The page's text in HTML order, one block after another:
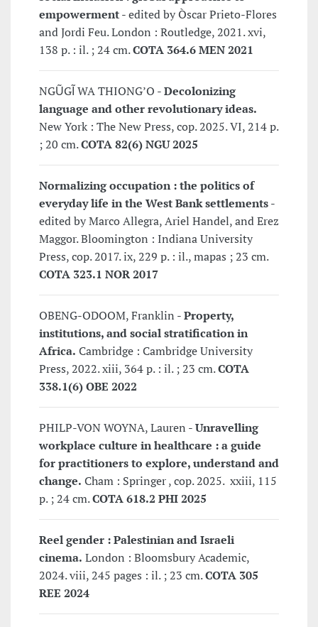
empowerment- edited by Òscar Prieto-Flores
and Jordi Feu. London : Routledge, 2021. xvi,
138 p. : il. ; 24 cm.COTA 364.6 MEN 2021
NGŨGĨ WA THIONGʼO -Decolonizing
language and other revolutionary ideas.
New York : The New Press, cop. 2025. VI, 214 p.
; 20 cm.COTA 82(6) NGU 2025
Normalizing occupation : the politics of
everyday life in the West Bank settlements-
edited by Marco Allegra, Ariel Handel, and Erez
Maggor. Bloomington : Indiana University
Press, cop. 2017. ix, 229 p. : il., mapas ; 23 cm.
COTA 323.1 NOR 2017
OBENG-ODOOM, Franklin -Property,
institutions, and social stratification in
Africa. Cambridge : Cambridge University
Press, 2022. xiii, 364 p. : il. ; 23 cm.COTA
338.1(6) OBE 2022
PHILP-VON WOYNA, Lauren -Unravelling
workplace culture in healthcare : a guide
for practitioners to explore, understand and
change. Cham : Springer , cop. 2025. xxiii, 115
p. ; 24 cm.COTA 618.2 PHI 2025
Reel gender : Palestinian and Israeli
cinema. London : Bloomsbury Academic,
2024. viii, 245 pages : il. ; 23 cm.COTA 305
REE 2024